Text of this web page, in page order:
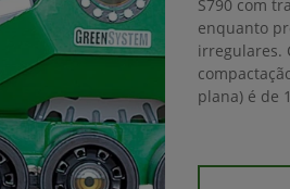
S790 com
enquanto
irregulares.
plana) é de